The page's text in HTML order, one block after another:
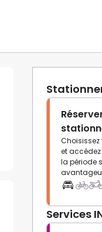
et
la période
Services